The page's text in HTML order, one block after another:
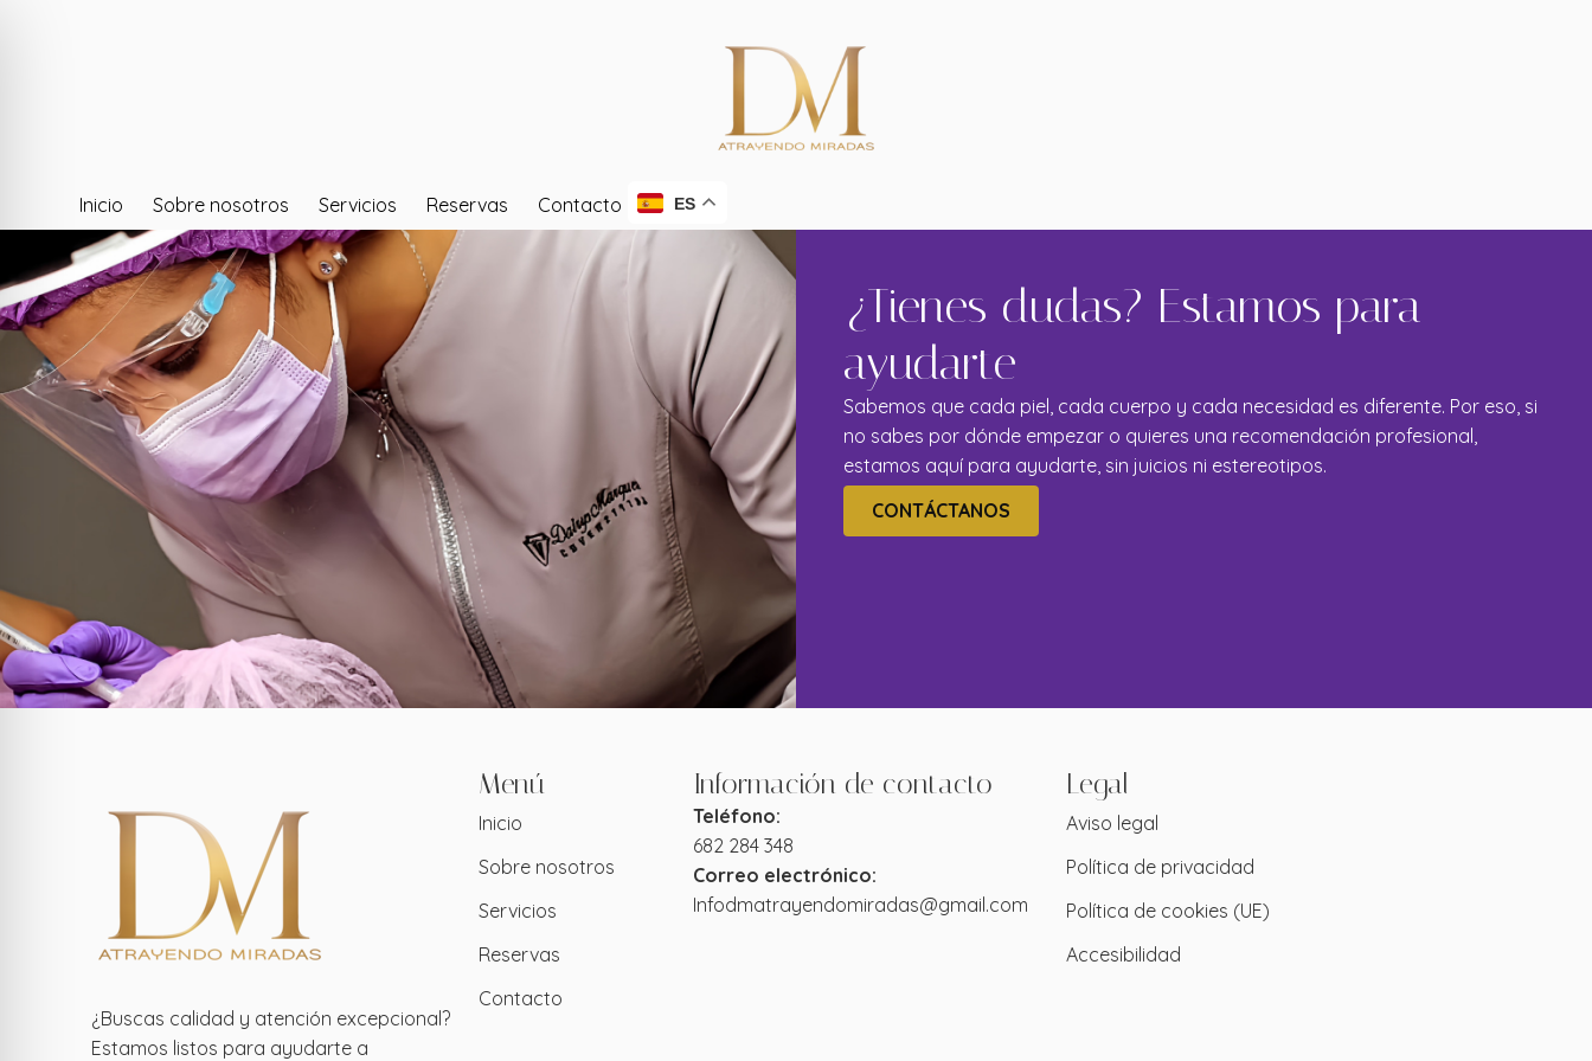
Inicio Sobre nosotros Servicios Reservas Contacto ES
¿Tienes dudas? Estamos para
ayudarte
Sabemos que cada piel, cada cuerpo y cada necesidad es diferente. Por eso, si
no sabes por dónde empezar o quieres una recomendación profesional,
estamos aquí para ayudarte, sin juicios ni estereotipos.
CONTÁCTANOS
¿Buscas calidad y atención excepcional?
Estamos listos para ayudarte a
Menú
Inicio
Sobre nosotros
Servicios
Reservas
Contacto
Información de contacto
Teléfono:
682 284 348
Correo electrónico:
Infodmatrayendomiradas@gmail.com
Legal
Aviso legal
Política de privacidad
Política de cookies (UE)
Accesibilidad